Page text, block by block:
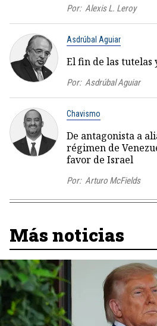
Por: Alexis L. Leroy
Asdrúbal Aguiar
El fin de las tutelas
Por: Asdrúbal Aguiar
Chavismo
De antagonista a
régimen de
favor de Israel
Por: Arturo McFields
Más noticias